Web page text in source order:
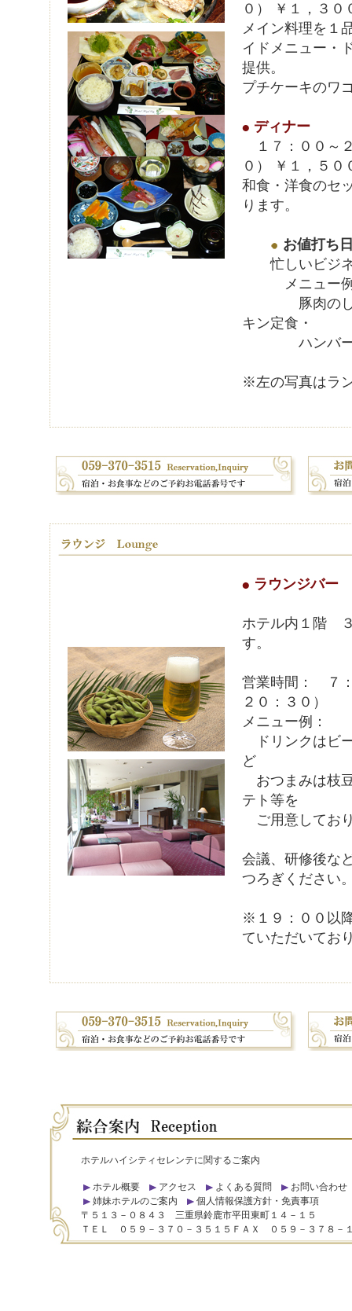
０） ￥１，３０
メイン料理を１
イドメニュー・
提供。
プチケーキのワ
ディナー
１７：００～
０） ￥１，５０
和食・洋食のセ
ります。
お値打ち
忙しいビジネ
メニュー
豚肉のしょ
キン定食・
ハンバーグ
※左の写真はラ
ラウンジバー
ホテル内１階
す。
営業時間： ７
２０：３０）
メニュー例：
ドリンクはビ
ど
おつまみは枝
テト等を
ご用意してお
会議、研修後な
つろぎください
※１９：００以
ていただいてお
ホテルハイシティセレンテに関するご案内
ホテル概要 アクセス よくある質問
お問い合わせ
姉妹ホテルのご案内
個人情報保護方針・免責事項
〒５１３－０８４３ 三重県鈴鹿市平田東町１４－１５
ＴＥＬ ０５９－３７０－３５１５ＦＡＸ ０５９－３７８－